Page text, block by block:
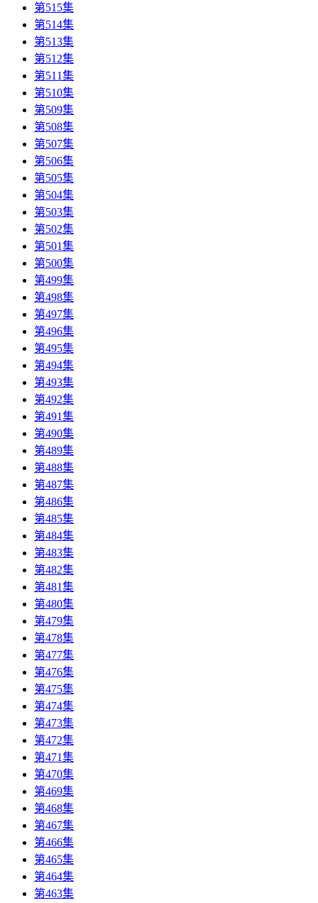
第515集
第514集
第513集
第512集
第511集
第510集
第509集
第508集
第507集
第506集
第505集
第504集
第503集
第502集
第501集
第500集
第499集
第498集
第497集
第496集
第495集
第494集
第493集
第492集
第491集
第490集
第489集
第488集
第487集
第486集
第485集
第484集
第483集
第482集
第481集
第480集
第479集
第478集
第477集
第476集
第475集
第474集
第473集
第472集
第471集
第470集
第469集
第468集
第467集
第466集
第465集
第464集
第463集